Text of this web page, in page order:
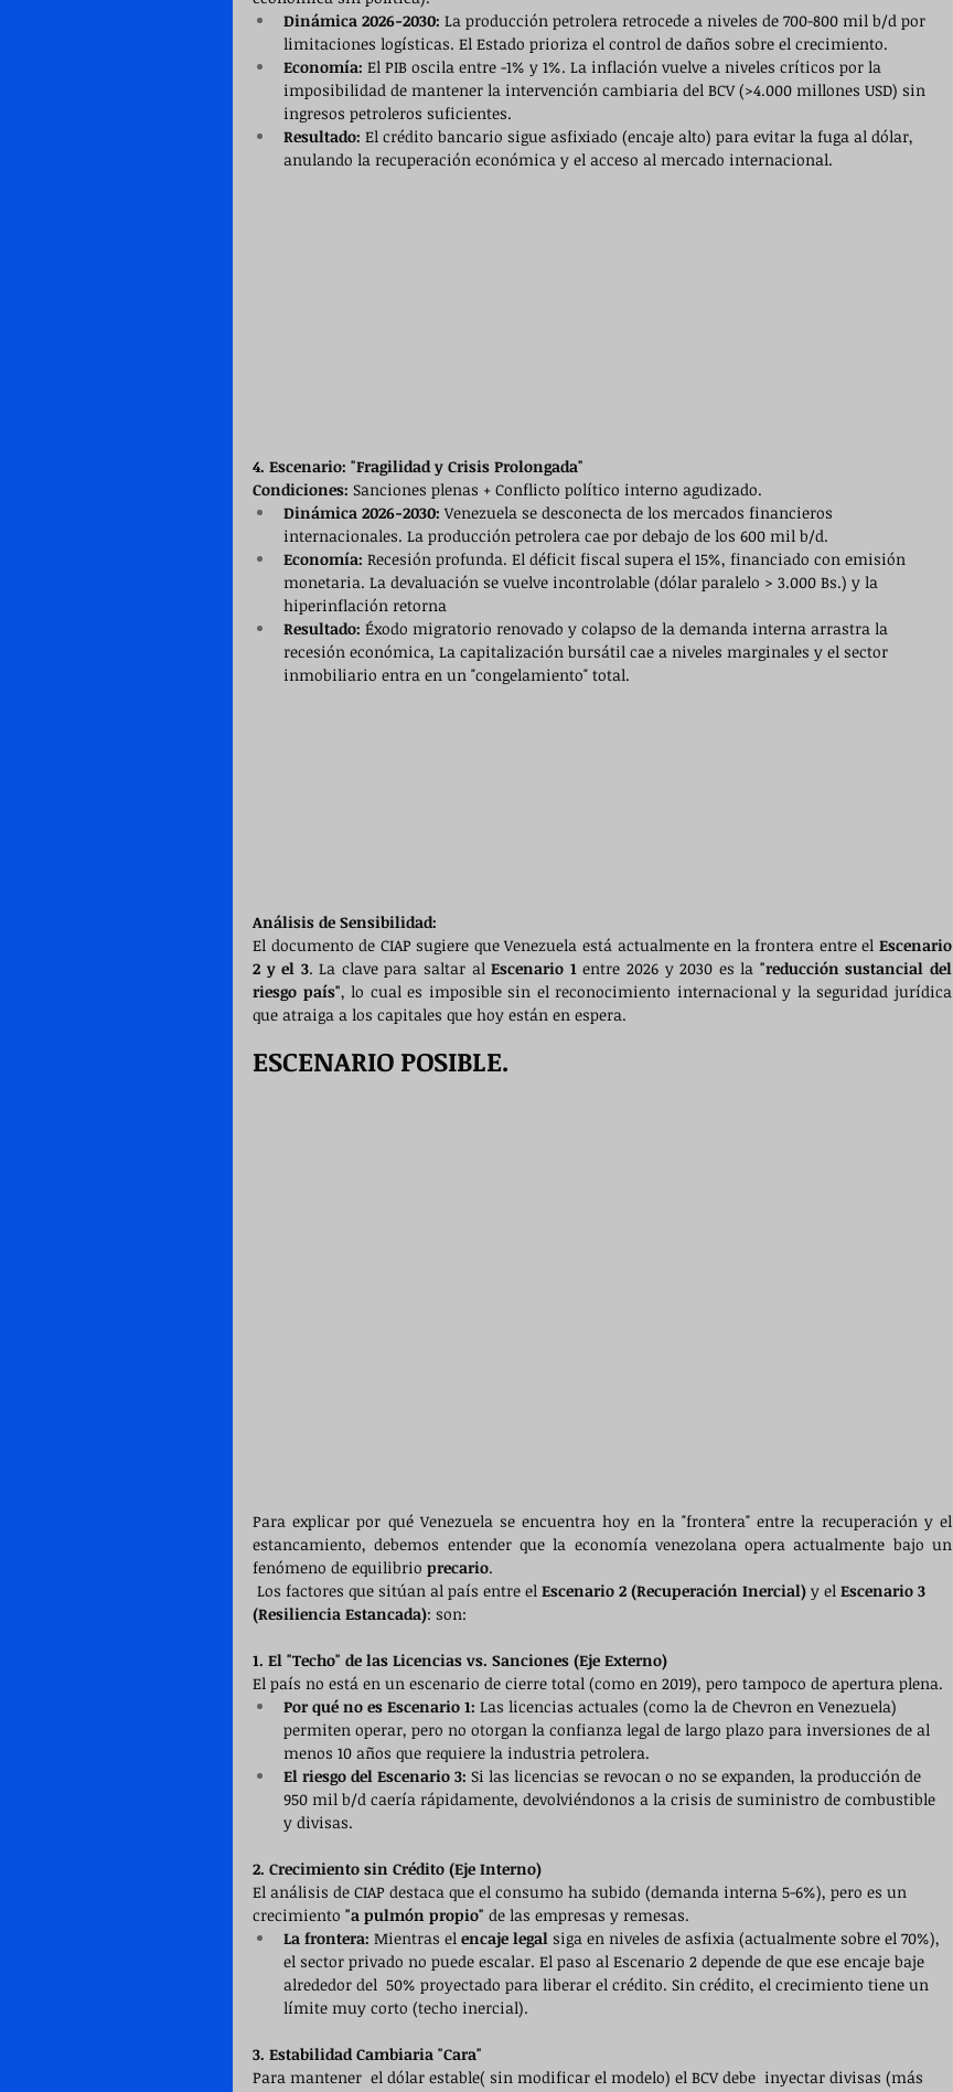
Dinámica 2026-2030: La producción petrolera retrocede a niveles de 700-800 mil b/d por
limitaciones logísticas. El Estado prioriza el control de daños sobre el crecimiento.
Economía: El PIB oscila entre -1% y 1%. La inflación vuelve a niveles críticos por la
imposibilidad de mantener la intervención cambiaria del BCV (>4.000 millones USD) sin
ingresos petroleros suficientes.
Resultado: El crédito bancario sigue asfixiado (encaje alto) para evitar la fuga al dólar,
anulando la recuperación económica y el acceso al mercado internacional.
4. Escenario: "Fragilidad y Crisis Prolongada"
Condiciones: Sanciones plenas + Conflicto político interno agudizado.
Dinámica 2026-2030: Venezuela se desconecta de los mercados financieros
internacionales. La producción petrolera cae por debajo de los 600 mil b/d.
Economía: Recesión profunda. El déficit fiscal supera el 15%, financiado con emisión
monetaria. La devaluación se vuelve incontrolable (dólar paralelo > 3.000 Bs.) y la
hiperinflación retorna
Resultado: Éxodo migratorio renovado y colapso de la demanda interna arrastra la
recesión económica, La capitalización bursátil cae a niveles marginales y el sector
inmobiliario entra en un "congelamiento" total.
Análisis de Sensibilidad:
El documento de CIAP sugiere que Venezuela está actualmente en la frontera entre el Escenario
2 y el 3. La clave para saltar al Escenario 1 entre 2026 y 2030 es la "reducción sustancial del
riesgo país", lo cual es imposible sin el reconocimiento internacional y la seguridad jurídica
que atraiga a los capitales que hoy están en espera.
ESCENARIO POSIBLE.
Para explicar por qué Venezuela se encuentra hoy en la "frontera" entre la recuperación y el
estancamiento, debemos entender que la economía venezolana opera actualmente bajo un
fenómeno de equilibrio precario.
Los factores que sitúan al país entre el Escenario 2 (Recuperación Inercial) y el Escenario 3
(Resiliencia Estancada): son:
1. El "Techo" de las Licencias vs. Sanciones (Eje Externo)
El país no está en un escenario de cierre total (como en 2019), pero tampoco de apertura plena.
Por qué no es Escenario 1: Las licencias actuales (como la de Chevron en Venezuela)
permiten operar, pero no otorgan la confianza legal de largo plazo para inversiones de al
menos 10 años que requiere la industria petrolera.
El riesgo del Escenario 3: Si las licencias se revocan o no se expanden, la producción de
950 mil b/d caería rápidamente, devolviéndonos a la crisis de suministro de combustible
y divisas.
2. Crecimiento sin Crédito (Eje Interno)
El análisis de CIAP destaca que el consumo ha subido (demanda interna 5-6%), pero es un
crecimiento "a pulmón propio" de las empresas y remesas.
La frontera: Mientras el encaje legal siga en niveles de asfixia (actualmente sobre el 70%),
el sector privado no puede escalar. El paso al Escenario 2 depende de que ese encaje baje
alrededor del  50% proyectado para liberar el crédito. Sin crédito, el crecimiento tiene un
límite muy corto (techo inercial).
3. Estabilidad Cambiaria "Cara"
Para mantener  el dólar estable( sin modificar el modelo) el BCV debe  inyectar divisas (más